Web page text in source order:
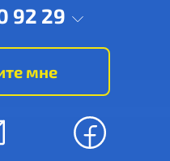
92 29
мне